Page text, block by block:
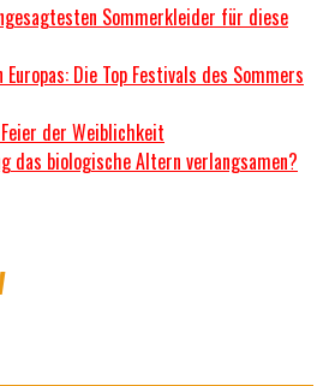
Sommerkleider für diese
Die Top Festivals des Sommers
der Weiblichkeit
das biologische Altern verlangsamen?